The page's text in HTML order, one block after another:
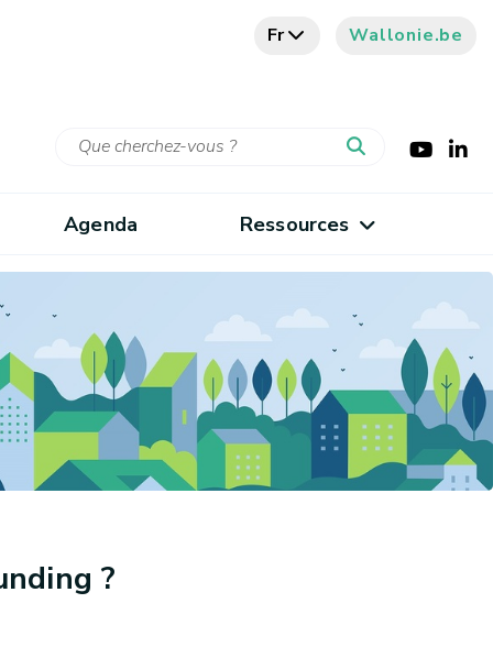
Fr Wallonie.be
Agenda Ressources
?